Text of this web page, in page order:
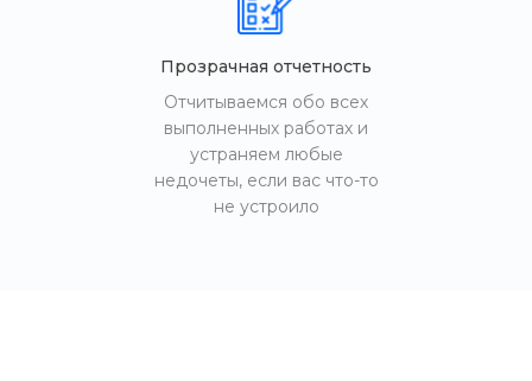
Прозрачная отчетность
Отчитываемся обо всех
выполненных работах и
устраняем любые
недочеты, если вас что-то
не устроило